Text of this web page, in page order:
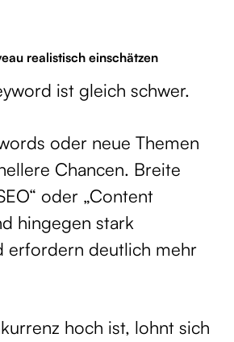
realistisch einschätzen
ist gleich schwer.
oder neue Themen
Chancen. Breite
oder „Content
hingegen stark
erfordern deutlich mehr
hoch ist, lohnt sich